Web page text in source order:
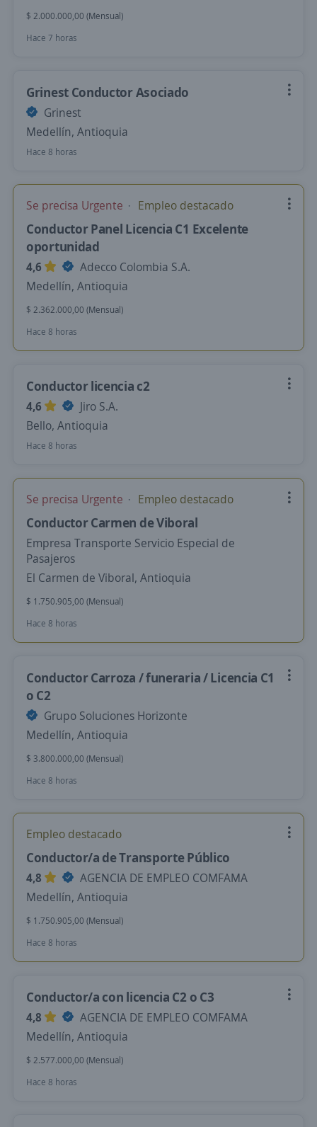
$ 2.000.000,00 (Mensual)
Hace 7 horas
Grinest Conductor Asociado
Grinest
Medellín, Antioquia
Hace 8 horas
Se precisa Urgente Empleo destacado
Conductor Panel Licencia C1 Excelente
oportunidad
4,6
Adecco Colombia S.A.
Medellín, Antioquia
$ 2.362.000,00 (Mensual)
Hace 8 horas
Conductor licencia c2
4,6
Jiro S.A.
Bello, Antioquia
Hace 8 horas
Se precisa Urgente Empleo destacado
Conductor Carmen de Viboral
Empresa Transporte Servicio Especial de
Pasajeros
El Carmen de Viboral, Antioquia
$ 1.750.905,00 (Mensual)
Hace 8 horas
Conductor Carroza / funeraria / Licencia C1
o C2
Grupo Soluciones Horizonte
Medellín, Antioquia
$ 3.800.000,00 (Mensual)
Hace 8 horas
Empleo destacado
Conductor/a de Transporte Público
4,8
AGENCIA DE EMPLEO COMFAMA
Medellín, Antioquia
$ 1.750.905,00 (Mensual)
Hace 8 horas
Conductor/a con licencia C2 o C3
4,8
AGENCIA DE EMPLEO COMFAMA
Medellín, Antioquia
$ 2.577.000,00 (Mensual)
Hace 8 horas